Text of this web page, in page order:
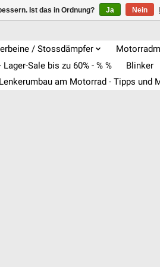
/ Stossdämpfer
Lager-Sale bis zu 60% - % % Blinker
Lenkerumbau am Motorrad - Tipps und
Ist das in Ordnung? Ja Nein